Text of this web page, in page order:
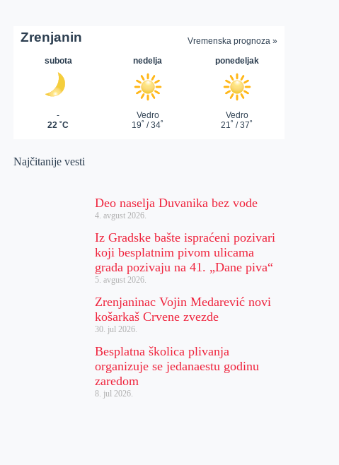
Najčitanije vesti
Deo naselja Duvanika bez vode
4. avgust 2026.
Iz Gradske bašte ispraćeni pozivari
koji besplatnim pivom ulicama
grada pozivaju na 41. „Dane piva“
5. avgust 2026.
Zrenjaninac Vojin Medarević novi
košarkaš Crvene zvezde
30. jul 2026.
Besplatna školica plivanja
organizuje se jedanaestu godinu
zaredom
8. jul 2026.